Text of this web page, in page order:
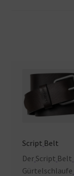
Script Belt
Der Script Belt
Gürtelschlaufe